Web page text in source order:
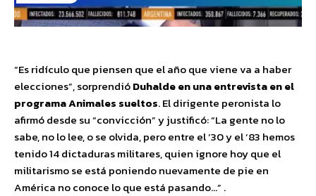
“Es ridículo que piensen que el año que viene va a haber
elecciones”, sorprendióDuhalde en una entrevista en el
programa Animales sueltos. El dirigente peronista lo
afirmó desde su “convicción” y justificó: “La gente no lo
sabe, no lo lee, o se olvida, pero entre el ‘30 y el ‘83 hemos
tenido 14 dictaduras militares, quien ignore hoy que el
militarismo se está poniendo nuevamente de pie en
América no conoce lo que está pasando…” .